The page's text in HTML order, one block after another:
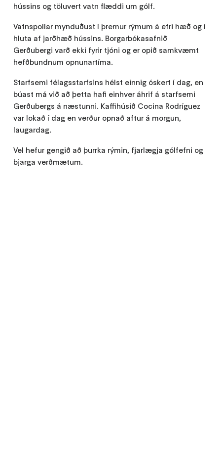
hússins og töluvert vatn flæddi um gólf.
Vatnspollar mynduðust í þremur rýmum á efri hæð og í
hluta af jarðhæð hússins. Borgarbókasafnið
Gerðubergi varð ekki fyrir tjóni og er opið samkvæmt
hefðbundnum opnunartíma.
Starfsemi félagsstarfsins hélst einnig óskert í dag, en
búast má við að þetta hafi einhver áhrif á starfsemi
Gerðubergs á næstunni. Kaffihúsið Cocina Rodríguez
var lokað í dag en verður opnað aftur á morgun,
laugardag.
Vel hefur gengið að þurrka rýmin, fjarlægja gólfefni og
bjarga verðmætum.